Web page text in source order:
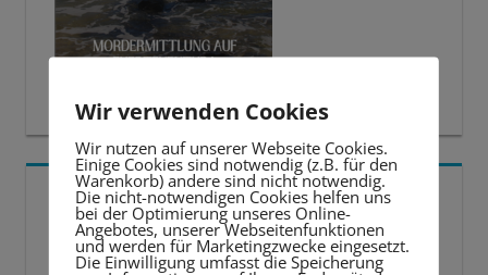
5 BESTE LERNTIPPS
Video-
Wir verwenden Cookies
Wir nutzen auf unserer Webseite Cookies.
Einige Cookies sind notwendig (z.B. für den
Warenkorb) andere sind nicht notwendig.
Die nicht-notwendigen Cookies helfen uns
bei der Optimierung unseres Online-
Angebotes, unserer Webseitenfunktionen
und werden für Marketingzwecke eingesetzt.
Die Einwilligung umfasst die Speicherung